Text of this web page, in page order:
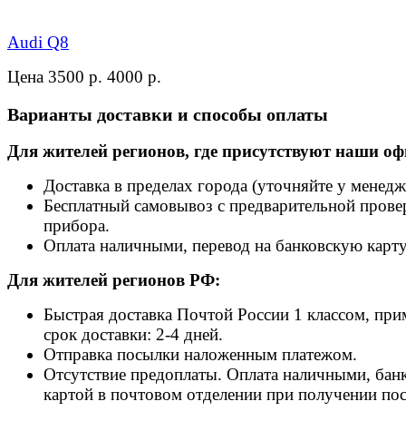
Audi Q8
Цена 3500 р. 4000 р.
Варианты доставки и способы оплаты
Для жителей регионов, где присутствуют наши
Доставка в пределах города (уточняйте у
Бесплатный самовывоз с предварительной
прибора.
Оплата наличными, перевод на банковскую
Для жителей регионов РФ:
Быстрая доставка Почтой России 1 классом,
срок доставки: 2-4 дней.
Отправка посылки наложенным платежом.
Отсутствие предоплаты. Оплата наличными,
картой в почтовом отделении при получении